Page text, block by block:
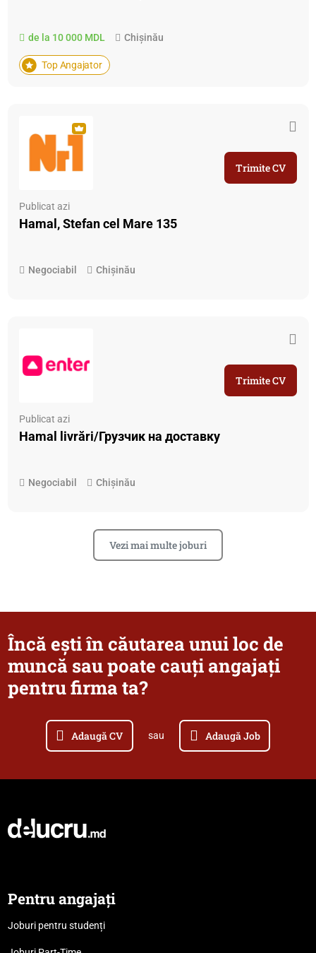
de la 10 000 MDL Chișinău
Top Angajator
Publicat azi
Hamal, Stefan cel Mare 135
Negociabil Chișinău
Trimite CV
Publicat azi
Hamal livrări/Грузчик на доставку
Negociabil Chișinău
Trimite CV
Vezi mai multe joburi
Încă ești în căutarea unui loc de
muncă sau poate cauți angajați
pentru firma ta?
Adaugă CV sau Adaugă Job
Pentru angajați
Joburi pentru studenți